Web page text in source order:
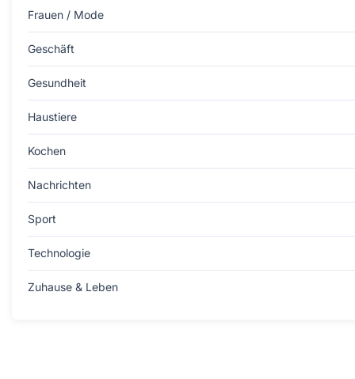
Frauen / Mode
Geschäft
Gesundheit
Haustiere
Kochen
Nachrichten
Sport
Technologie
Zuhause & Leben